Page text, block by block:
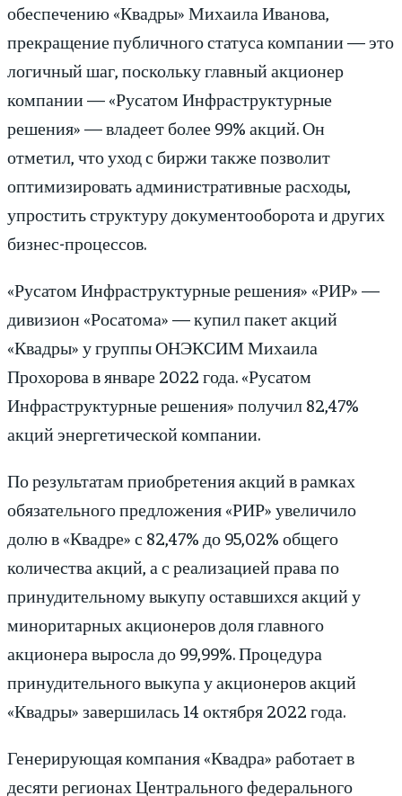
обеспечению «Квадры» Михаила Иванова,
прекращение публичного статуса компании — это
логичный шаг, поскольку главный акционер
компании — «Русатом Инфраструктурные
решения» — владеет более 99% акций. Он
отметил, что уход с биржи также позволит
оптимизировать административные расходы,
упростить структуру документооборота и других
бизнес-процессов.
«Русатом Инфраструктурные решения» «РИР» —
дивизион «Росатома» — купил пакет акций
«Квадры» у группы ОНЭКСИМ Михаила
Прохорова в январе 2022 года. «Русатом
Инфраструктурные решения» получил 82,47%
акций энергетической компании.
По результатам приобретения акций в рамках
обязательного предложения «РИР» увеличило
долю в «Квадре» с 82,47% до 95,02% общего
количества акций, а с реализацией права по
принудительному выкупу оставшихся акций у
миноритарных акционеров доля главного
акционера выросла до 99,99%. Процедура
принудительного выкупа у акционеров акций
«Квадры» завершилась 14 октября 2022 года.
Генерирующая компания «Квадра» работает в
десяти регионах Центрального федерального